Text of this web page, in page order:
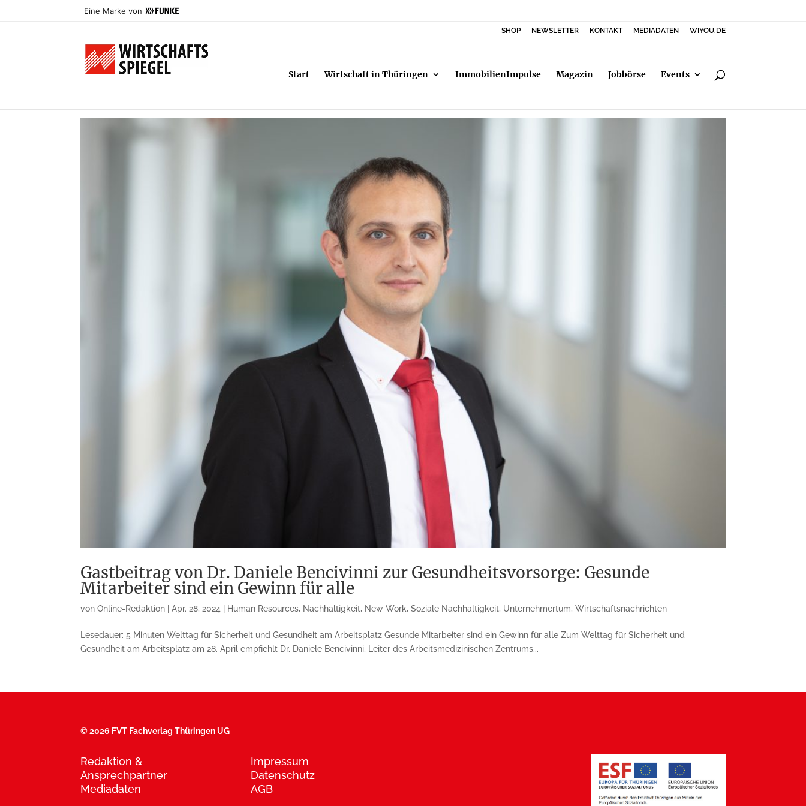
Eine Marke von
SHOP NEWSLETTER KONTAKT MEDIADATEN WIYOU.DE
Start Wirtschaft in Thüringen ImmobilienImpulse Magazin Jobbörse Events
Gastbeitrag von Dr. Daniele Bencivinni zur Gesundheitsvorsorge: Gesunde
Mitarbeiter sind ein Gewinn für alle
vonOnline-Redaktion |Apr. 28, 2024 Human Resources, Nachhaltigkeit, New Work,Soziale Nachhaltigkeit, Unternehmertum,Wirtschaftsnachrichten
Lesedauer: 5 Minuten Welttag für Sicherheit und Gesundheit am Arbeitsplatz Gesunde Mitarbeiter sind ein Gewinn für alle Zum Welttag für Sicherheit und
Gesundheit am Arbeitsplatz am 28. April empfiehlt Dr. Daniele Bencivinni, Leiter des Arbeitsmedizinischen Zentrums...
©2026 FVT Fachverlag Thüringen UG
Redaktion &
Ansprechpartner
Mediadaten
Impressum
Datenschutz
AGB